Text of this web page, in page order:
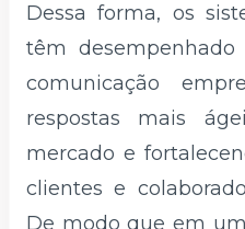
Dessa forma, os
têm
comunicação
respostas mais
mercado e
clientes e
De modo que em